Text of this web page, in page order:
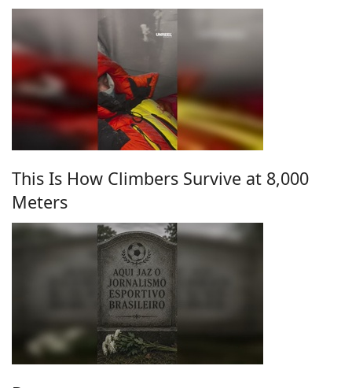
This Is How Climbers Survive at 8,000
Meters